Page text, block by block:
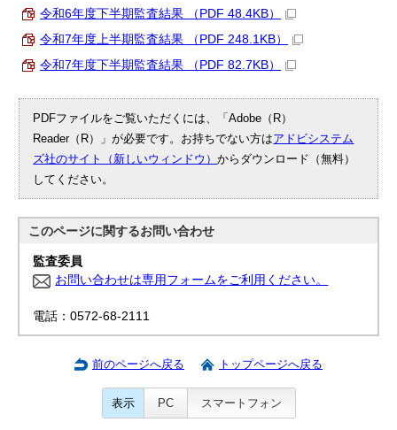
令和6年度下半期監査結果 （PDF 48.4KB）
令和7年度上半期監査結果 （PDF 248.1KB）
令和7年度下半期監査結果 （PDF 82.7KB）
PDFファイルをご覧いただくには、「Adobe（R）
Reader（R）」が必要です。お持ちでない方はアドビシステム
ズ社のサイト（新しいウィンドウ）からダウンロード（無料）
してください。
このページに関するお問い合わせ
監査委員
お問い合わせは専用フォームをご利用ください。
電話：0572-68-2111
前のページへ戻る トップページへ戻る
表示 PC スマートフォン